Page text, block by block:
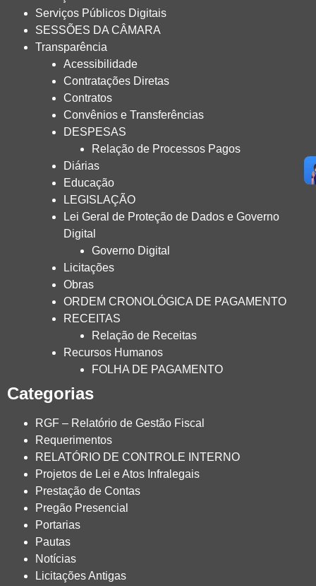
Serviços Públicos Digitais
SESSÕES DA CÂMARA
Transparência
Acessibilidade
Contratações Diretas
Contratos
Convênios e Transferências
DESPESAS
Relação de Processos Pagos
Diárias
Educação
LEGISLAÇÃO
Lei Geral de Proteção de Dados e Governo
Digital
Governo Digital
Licitações
Obras
ORDEM CRONOLÓGICA DE PAGAMENTO
RECEITAS
Relação de Receitas
Recursos Humanos
FOLHA DE PAGAMENTO
Categorias
RGF – Relatório de Gestão Fiscal
Requerimentos
RELATÓRIO DE CONTROLE INTERNO
Projetos de Lei e Atos Infralegais
Prestação de Contas
Pregão Presencial
Portarias
Pautas
Notícias
Licitações Antigas